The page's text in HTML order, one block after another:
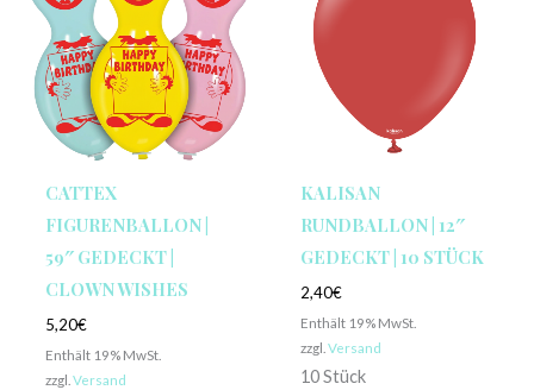
CATTEX
FIGURENBALLON |
59″ GEDECKT |
CLOWN WISHES
5,20€
Enthält 19% MwSt.
zzgl. Versand
KALISAN
RUNDBALLON | 12″
GEDECKT | 10 STÜCK
2,40€
Enthält 19% MwSt.
zzgl. Versand
10 Stück